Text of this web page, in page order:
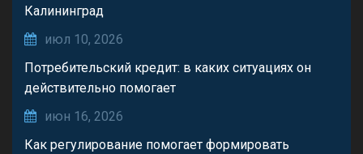
Калининград
июл 10, 2026
Потребительский кредит: в каких ситуациях он
действительно помогает
июн 16, 2026
Как регулирование помогает формировать